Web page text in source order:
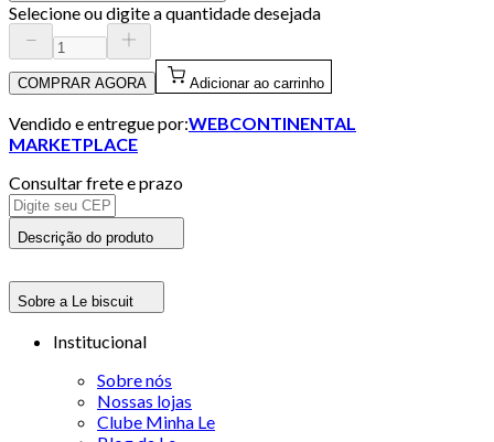
Selecione ou digite a quantidade desejada
COMPRAR AGORA Adicionar ao carrinho
Vendido e entregue por:WEBCONTINENTAL
MARKETPLACE
Consultar frete e prazo
Descrição do produto
Sobre a Le biscuit
Institucional
Sobre nós
Nossas lojas
Clube Minha Le